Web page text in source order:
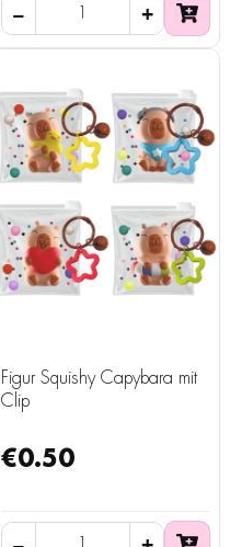
Figur Squishy Capybara mit
Clip
€0.50